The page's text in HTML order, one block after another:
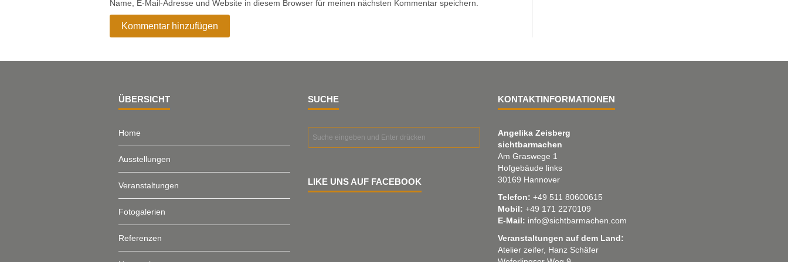
Name, E-Mail-Adresse und Website in diesem Browser für meinen nächsten Kommentar speichern.
ÜBERSICHT
Home
Ausstellungen
Veranstaltungen
Fotogalerien
Referenzen
SUCHE
LIKE UNS AUF FACEBOOK
KONTAKTINFORMATIONEN
Angelika Zeisberg
sichtbarmachen
Am Graswege 1
Hofgebäude links
30169 Hannover
Telefon: +49 511 80600615
Mobil: +49 171 2270109
E-Mail: info@sichtbarmachen.com
Veranstaltungen auf dem Land:
Atelier zeifer, Hanz Schäfer